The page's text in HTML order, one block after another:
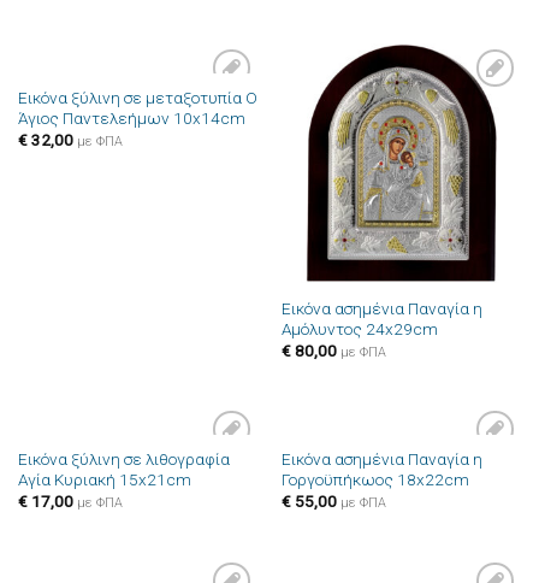
Πρόσθήκη
στην λίστα
Εικόνα ξύλινη σε μεταξοτυπία Ο
Άγιος Παντελεήμων 10x14cm
€32,00 με ΦΠΑ
Πρόσθήκη
στην λίστα
επιθυμιών
Εικόνα ασημένια Παναγία η
Αμόλυντος 24x29cm
€80,00 με ΦΠΑ
Πρόσθήκη
στην λίστα
Εικόνα ξύλινη σε λιθογραφία
Αγία Κυριακή 15x21cm
€17,00 με ΦΠΑ
Πρόσθήκη
στην λίστα
Εικόνα ασημένια Παναγία η
Γοργοϋπήκωος 18x22cm
€55,00 με ΦΠΑ